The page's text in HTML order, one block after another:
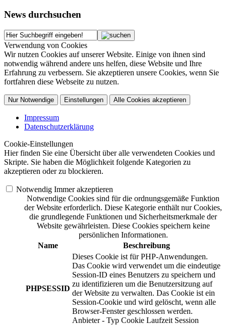
News durchsuchen
Verwendung von Cookies
Wir nutzen Cookies auf unserer Website. Einige von ihnen sind
notwendig während andere uns helfen, diese Website und Ihre
Erfahrung zu verbessern. Sie akzeptieren unsere Cookies, wenn Sie
fortfahren diese Webseite zu nutzen.
Nur Notwendige Einstellungen Alle Cookies akzeptieren
Impressum
Datenschutzerklärung
Cookie-Einstellungen
Hier finden Sie eine Übersicht über alle verwendeten Cookies und
Skripte. Sie haben die Möglichkeit folgende Kategorien zu
akzeptieren oder zu blockieren.
Notwendig Immer akzeptieren
Notwendige Cookies sind für die ordnungsgemäße Funktion
der Website erforderlich. Diese Kategorie enthält nur Cookies,
die grundlegende Funktionen und Sicherheitsmerkmale der
Website gewährleisten. Diese Cookies speichern keine
persönlichen Informationen.
Name
Beschreibung
PHPSESSID
Dieses Cookie ist für PHP-Anwendungen.
Das Cookie wird verwendet um die eindeutige
Session-ID eines Benutzers zu speichern und
zu identifizieren um die Benutzersitzung auf
der Website zu verwalten. Das Cookie ist ein
Session-Cookie und wird gelöscht, wenn alle
Browser-Fenster geschlossen werden.
Anbieter - Typ Cookie Laufzeit Session